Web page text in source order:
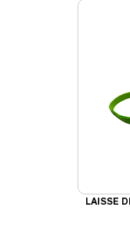
LAISSE